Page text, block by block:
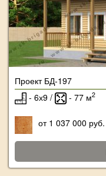
Проект БД-197
- 6х9 /
- 77 м2
от 1 037 000 руб.